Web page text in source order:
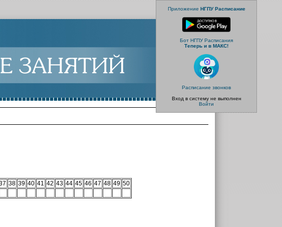
Приложение НГПУ Расписание
Бот НГПУ Расписания
Теперь и в МАКС!
Расписание звонков
Вход в систему не выполнен
Войти
38 39 40 41 42 43 44 45 46 47 48 49 50